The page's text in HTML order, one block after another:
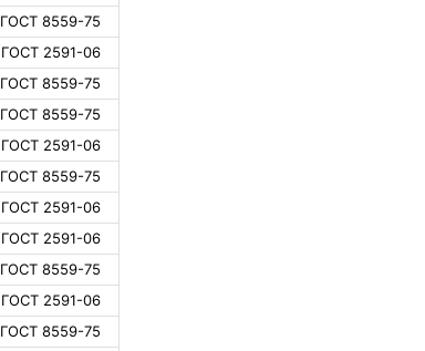
ГОСТ 8559-75
ГОСТ 2591-06
ГОСТ 8559-75
ГОСТ 8559-75
ГОСТ 2591-06
ГОСТ 8559-75
ГОСТ 2591-06
ГОСТ 2591-06
ГОСТ 8559-75
ГОСТ 2591-06
ГОСТ 8559-75